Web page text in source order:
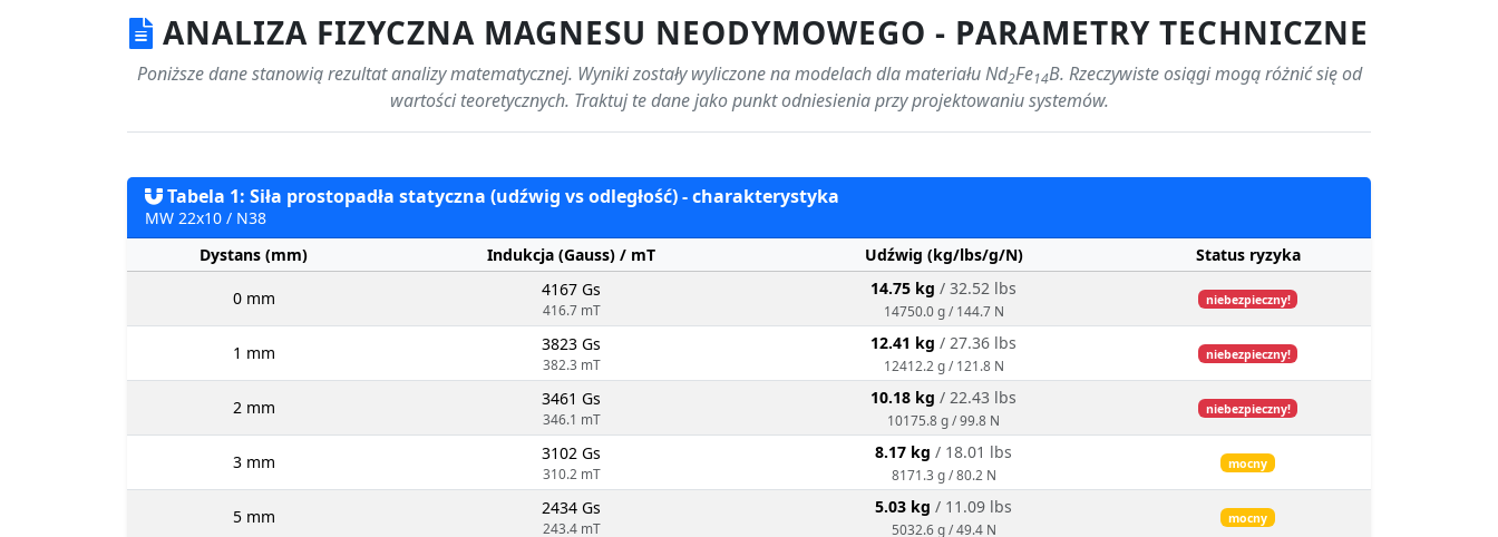
ANALIZA FIZYCZNA MAGNESU NEODYMOWEGO - PARAMETRY TECHNICZNE
Poniższe dane stanowią rezultat analizy matematycznej. Wyniki zostały wyliczone na modelach dla materiału Nd2Fe14B. Rzeczywiste osiągi mogą różnić się od
wartości teoretycznych. Traktuj te dane jako punkt odniesienia przy projektowaniu systemów.
Tabela 1: Siła prostopadła statyczna (udźwig vs odległość) - charakterystyka
MW 22x10 / N38
Dystans (mm)
Indukcja (Gauss) / mT Udźwig (kg/lbs/g/N) Status ryzyka
0 mm 4167 Gs
416.7 mT
14.75 kg / 32.52 lbs
14750.0 g / 144.7 N
niebezpieczny!
1 mm 3823 Gs
382.3 mT
12.41 kg / 27.36 lbs
12412.2 g / 121.8 N
niebezpieczny!
2 mm 3461 Gs
346.1 mT
10.18 kg / 22.43 lbs
10175.8 g / 99.8 N
niebezpieczny!
3 mm 3102 Gs
310.2 mT
8.17 kg / 18.01 lbs
8171.3 g / 80.2 N
mocny
5 mm 2434 Gs
243.4 mT
5.03 kg / 11.09 lbs
5032.6 g / 49.4 N
mocny